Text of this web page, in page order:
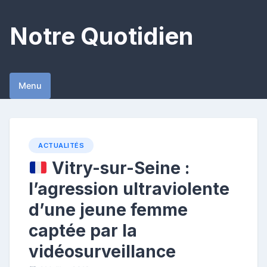
content
Notre Quotidien
Menu
ACTUALITÉS
Vitry-sur-Seine :
l’agression ultraviolente
d’une jeune femme
captée par la
vidéosurveillance